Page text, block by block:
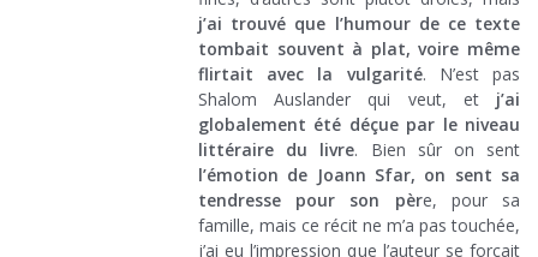
j’ai trouvé que l’humour de ce texte
tombait souvent à plat, voire même
flirtait avec la vulgarité. N’est pas
Shalom Auslander qui veut, et j’ai
globalement été déçue par le niveau
littéraire du livre. Bien sûr on sent
l’émotion de Joann Sfar, on sent sa
tendresse pour son père, pour sa
famille, mais ce récit ne m’a pas touchée,
j’ai eu l’impression que l’auteur se forçait